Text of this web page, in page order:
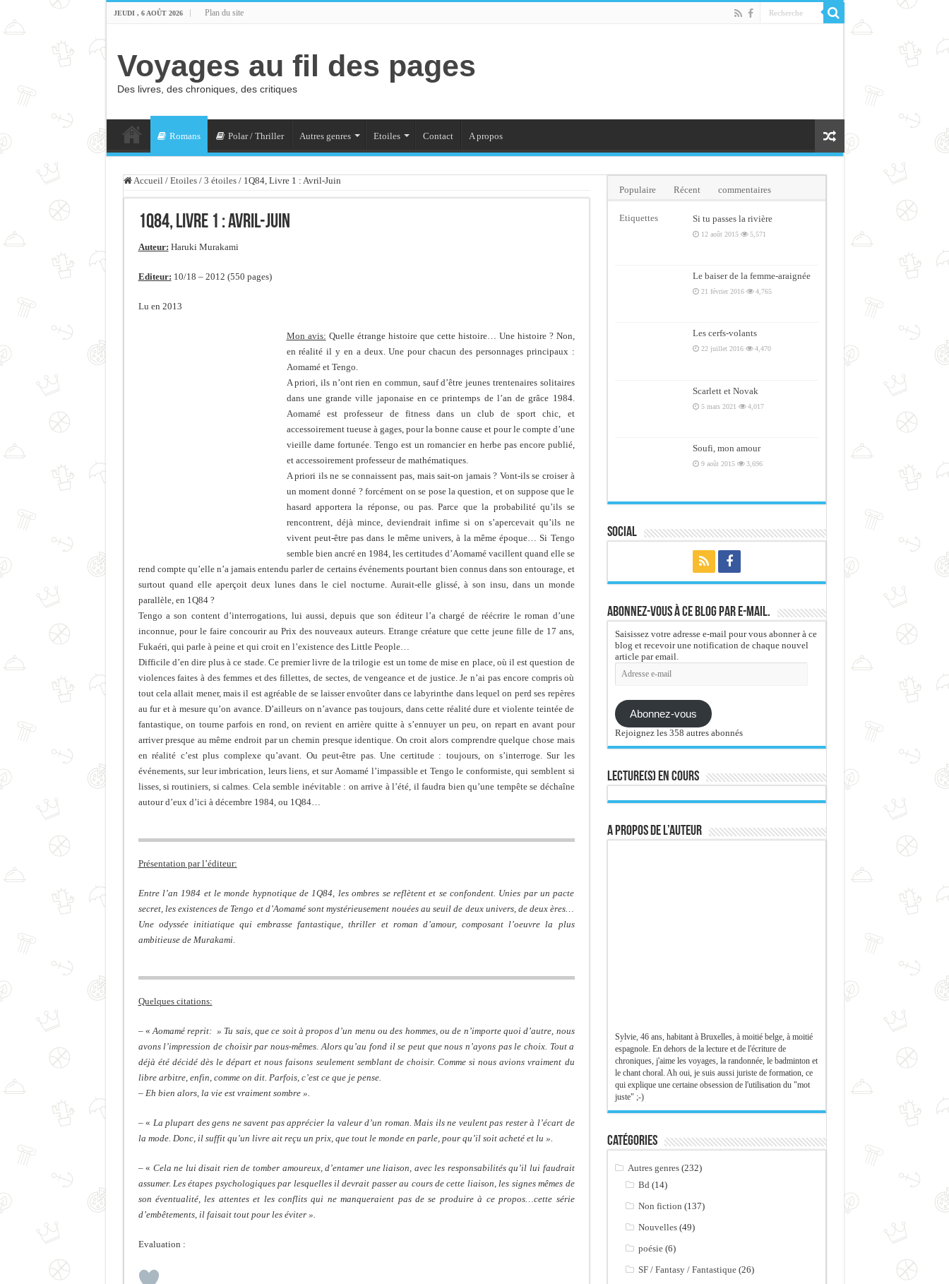
JEUDI , 6 AOÛT 2026 Plan du site
Voyages au fil des pages
Des livres, des chroniques, des critiques
Romans Polar / Thriller Autres genres Etoiles Contact A propos
Accueil / Etoiles / 3 étoiles / 1Q84, Livre 1 : Avril-Juin
1Q84, Livre 1 : Avril-Juin
Auteur: Haruki Murakami
Editeur: 10/18 – 2012 (550 pages)
Lu en 2013
Mon avis: Quelle étrange histoire que cette histoire… Une histoire ? Non,
en réalité il y en a deux. Une pour chacun des personnages principaux :
Aomamé et Tengo.
A priori, ils n’ont rien en commun, sauf d’être jeunes trentenaires solitaires
dans une grande ville japonaise en ce printemps de l’an de grâce 1984.
Aomamé est professeur de fitness dans un club de sport chic, et
accessoirement tueuse à gages, pour la bonne cause et pour le compte d’une
vieille dame fortunée. Tengo est un romancier en herbe pas encore publié,
et accessoirement professeur de mathématiques.
A priori ils ne se connaissent pas, mais sait-on jamais ? Vont-ils se croiser à
un moment donné ? forcément on se pose la question, et on suppose que le
hasard apportera la réponse, ou pas. Parce que la probabilité qu’ils se
rencontrent, déjà mince, deviendrait infime si on s’apercevait qu’ils ne
vivent peut-être pas dans le même univers, à la même époque… Si Tengo
semble bien ancré en 1984, les certitudes d’Aomamé vacillent quand elle se
rend compte qu’elle n’a jamais entendu parler de certains événements pourtant bien connus dans son entourage, et
surtout quand elle aperçoit deux lunes dans le ciel nocturne. Aurait-elle glissé, à son insu, dans un monde
parallèle, en 1Q84 ?
Tengo a son content d’interrogations, lui aussi, depuis que son éditeur l’a chargé de réécrire le roman d’une
inconnue, pour le faire concourir au Prix des nouveaux auteurs. Etrange créature que cette jeune fille de 17 ans,
Fukaéri, qui parle à peine et qui croit en l’existence des Little People…
Difficile d’en dire plus à ce stade. Ce premier livre de la trilogie est un tome de mise en place, où il est question de
violences faites à des femmes et des fillettes, de sectes, de vengeance et de justice. Je n’ai pas encore compris où
tout cela allait mener, mais il est agréable de se laisser envoûter dans ce labyrinthe dans lequel on perd ses repères
au fur et à mesure qu’on avance. D’ailleurs on n’avance pas toujours, dans cette réalité dure et violente teintée de
fantastique, on tourne parfois en rond, on revient en arrière quitte à s’ennuyer un peu, on repart en avant pour
arriver presque au même endroit par un chemin presque identique. On croit alors comprendre quelque chose mais
en réalité c’est plus complexe qu’avant. Ou peut-être pas. Une certitude : toujours, on s’interroge. Sur les
événements, sur leur imbrication, leurs liens, et sur Aomamé l’impassible et Tengo le conformiste, qui semblent si
lisses, si routiniers, si calmes. Cela semble inévitable : on arrive à l’été, il faudra bien qu’une tempête se déchaîne
autour d’eux d’ici à décembre 1984, ou 1Q84…
Présentation par l’éditeur:
Entre l’an 1984 et le monde hypnotique de 1Q84, les ombres se reflètent et se confondent. Unies par un pacte
secret, les existences de Tengo et d’Aomamé sont mystérieusement nouées au seuil de deux univers, de deux ères…
Une odyssée initiatique qui embrasse fantastique, thriller et roman d’amour, composant l’oeuvre la plus
ambitieuse de Murakami.
Quelques citations:
– «Aomamé reprit: » Tu sais, que ce soit à propos d’un menu ou des hommes, ou de n’importe quoi d’autre, nous
avons l’impression de choisir par nous-mêmes. Alors qu’au fond il se peut que nous n’ayons pas le choix. Tout a
déjà été décidé dès le départ et nous faisons seulement semblant de choisir. Comme si nous avions vraiment du
libre arbitre, enfin, comme on dit. Parfois, c’est ce que je pense.
– Eh bien alors, la vie est vraiment sombre ».
– « La plupart des gens ne savent pas apprécier la valeur d’un roman. Mais ils ne veulent pas rester à l’écart de
la mode. Donc, il suffit qu’un livre ait reçu un prix, que tout le monde en parle, pour qu’il soit acheté et lu ».
– « Cela ne lui disait rien de tomber amoureux, d’entamer une liaison, avec les responsabilités qu’il lui faudrait
assumer. Les étapes psychologiques par lesquelles il devrait passer au cours de cette liaison, les signes mêmes de
son éventualité, les attentes et les conflits qui ne manqueraient pas de se produire à ce propos…cette série
d’embêtements, il faisait tout pour les éviter ».
Evaluation :
Populaire Récent commentaires
Etiquettes Si tu passes la rivière
12 août 2015 5,571
Le baiser de la femme-araignée
21 février 2016 4,765
Les cerfs-volants
22 juillet 2016 4,470
Scarlett et Novak
5 mars 2021 4,017
Soufi, mon amour
9 août 2015 3,696
Social
Abonnez-vous à ce blog par e-mail.
Saisissez votre adresse e-mail pour vous abonner à ce
blog et recevoir une notification de chaque nouvel
article par email.
Adresse
Abonnez-vous
Rejoignez les 358 autres abonnés
Lecture(s) en cours
A propos de l’auteur
Sylvie, 46 ans, habitant à Bruxelles, à moitié belge, à moitié
espagnole. En dehors de la lecture et de l'écriture de
chroniques, j'aime les voyages, la randonnée, le badminton et
le chant choral. Ah oui, je suis aussi juriste de formation, ce
qui explique une certaine obsession de l'utilisation du "mot
juste" ;-)
Catégories
Autres genres (232)
Bd (14)
Non fiction (137)
Nouvelles (49)
poésie (6)
SF / Fantasy / Fantastique (26)